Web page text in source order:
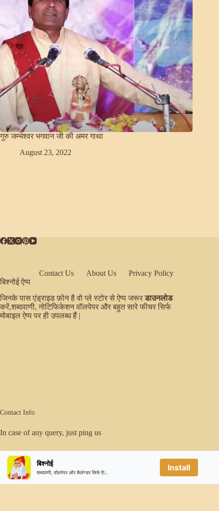
गुरु जम्भेश्वर भगवान जी की अमर गाथा
August 23, 2022
Contact Us About Us
Privacy Policy
बिश्नोई ऐप्प
जिनके पास एंड्राइड फ़ोन है वो प्ले स्टोर से ऐप्प जरूरडाउनलोड
करें,शब्दवाणी, नोटिफिकेशन वॉलपेपर और बहुत सारे फीचर सिर्फ
मोबाइल ऐप्प पर ही उपलब्ध हैं |
Contact Info
In case of any query, just ping us
er.sanjeevbishnoi@gmail.com
बिश्नोई
शब्दवाणी, वॉलपेपर और कैलेण्डर सिर्फ ऐप्प पर ही उपलब्ध है Install